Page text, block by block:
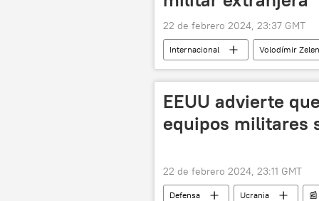
22 de febrero 2024, 23:37 GMT
Internacional Volodímir
📰 Operación rusa de
EEUU advierte
equipos militares
22 de febrero 2024, 23:11 GMT
Defensa Ucrania